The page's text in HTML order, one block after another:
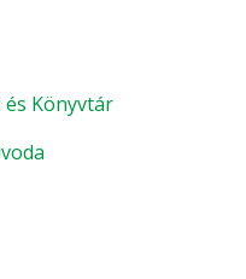
és Könyvtár